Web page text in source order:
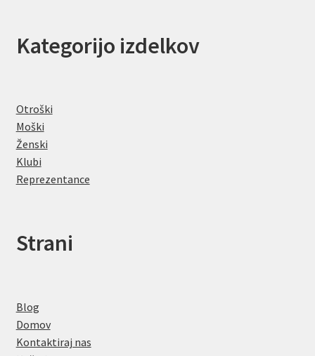
Kategorijo izdelkov
Otroški
Moški
Ženski
Klubi
Reprezentance
Strani
Blog
Domov
Kontaktiraj nas